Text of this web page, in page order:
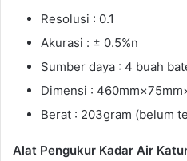
Resolusi : 0.1
Akurasi : ± 0.5%n
Sumber daya : 4 buah
Dimensi :
Berat : 203gram (belum
Alat Pengukur Kadar Air